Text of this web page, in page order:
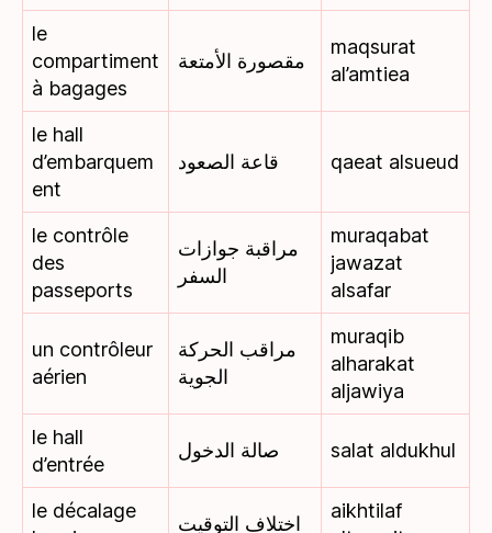
le
compartiment
à bagages
مقصورة الأمتعة
maqsurat
al’amtiea
le hall
d’embarquem
ent
قاعة الصعود qaeat alsueud
le contrôle
des
passeports
مراقبة جوازات
السفر
muraqabat
jawazat
alsafar
un contrôleur
aérien
مراقب الحركة
الجوية
muraqib
alharakat
aljawiya
le hall
d’entrée
صالة الدخول salat aldukhul
le décalage
اختلاف التوقيت
aikhtilaf